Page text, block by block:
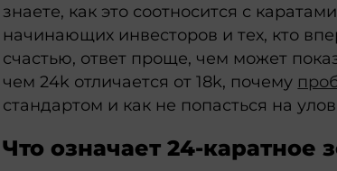
знаете, как это соотносится с
начинающих инвесторов и тех, кто
счастью, ответ проще, чем может
чем 24k отличается от 18k, почему
стандартом и как не попасться на
Что означает 24-каратное